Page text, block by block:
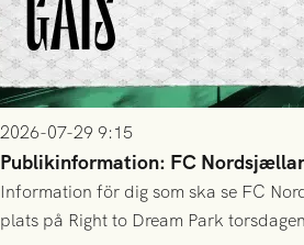
2026-07-29 9:15
Publikinformation: FC
Information för dig som ska se FC
plats på Right to Dream Park